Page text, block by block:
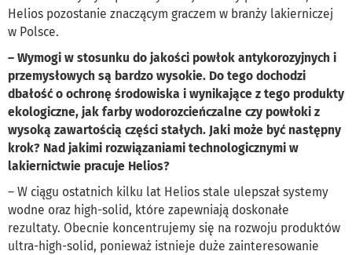
Helios pozostanie znaczącym graczem w branży lakierniczej
w Polsce.
– Wymogi w stosunku do jakości powłok antykorozyjnych i
przemysłowych są bardzo wysokie. Do tego dochodzi
dbałość o ochronę środowiska i wynikające z tego produkty
ekologiczne, jak farby wodorozcieńczalne czy powłoki z
wysoką zawartością części stałych. Jaki może być następny
krok? Nad jakimi rozwiązaniami technologicznymi w
lakiernictwie pracuje Helios?
– W ciągu ostatnich kilku lat Helios stale ulepszał systemy
wodne oraz high-solid, które zapewniają doskonałe
rezultaty. Obecnie koncentrujemy się na rozwoju produktów
ultra-high-solid, ponieważ istnieje duże zainteresowanie